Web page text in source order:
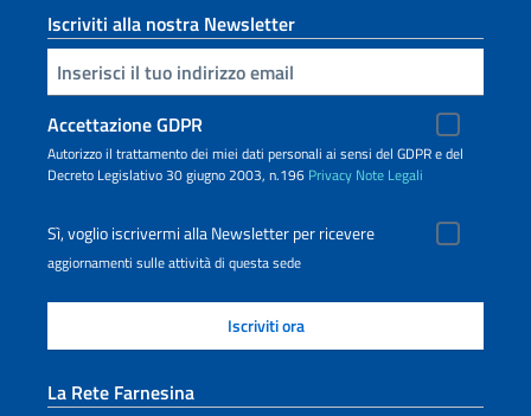
Iscriviti alla nostra Newsletter
Inserisci la tua email
Accettazione GDPR
Autorizzo il trattamento dei miei dati personali ai sensi del GDPR e del
Decreto Legislativo 30 giugno 2003, n.196 Privacy Note Legali
Sì, voglio iscrivermi alla Newsletter per ricevere
aggiornamenti sulle attività di questa sede
La Rete Farnesina